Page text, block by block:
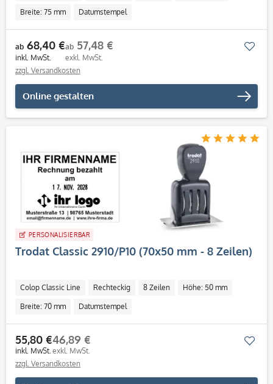
Breite: 75 mm Datumstempel
ab 68,40 €
inkl. MwSt.
ab 57,48 €
exkl. MwSt.
zzgl. Versandkosten
Online gestalten
PERSONALISIERBAR
Trodat Classic 2910/P10 (70x50 mm - 8 Zeilen)
Colop Classic Line Rechteckig 8 Zeilen Höhe: 50 mm
Breite: 70 mm Datumstempel
55,80 €
inkl. MwSt.
46,89 €
exkl. MwSt.
zzgl. Versandkosten